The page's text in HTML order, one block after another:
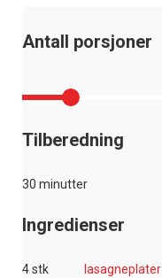
Antall porsjoner
Tilberedning
30 minutter
Ingredienser
4 stk
lasagneplater